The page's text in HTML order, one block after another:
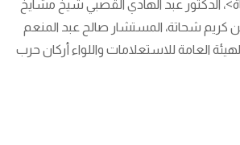
الدكتور عبد الهادي القصبي شيخ مشايخ
كريم شحاتة، المستشار صالح عبد المنعم
العامة للاستعلامات واللواء أركان حرب